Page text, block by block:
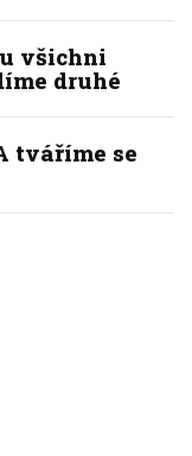
všichni
druhé
tváříme se